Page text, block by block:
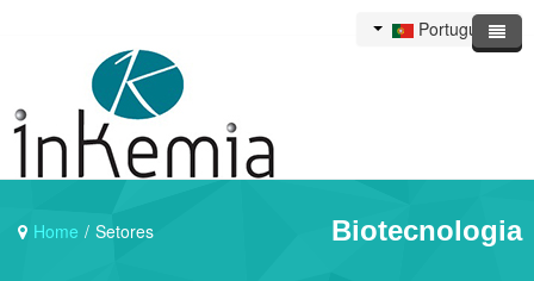
Portuguese
Home / Setores Biotecnologia